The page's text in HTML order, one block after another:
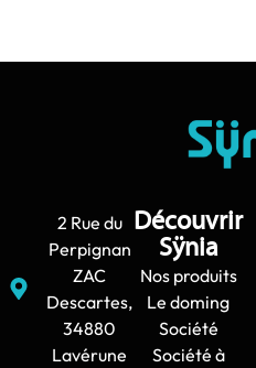
2 Rue du
Perpignan
ZAC
Descartes,
34880
Lavérune
Découvrir
Sÿnia
Nos produits
Le doming
Société
Société à